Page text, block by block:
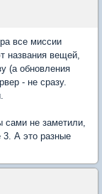
все миссии
названия вещей,
(а обновления
- не сразу.
не заметили,
А это разные